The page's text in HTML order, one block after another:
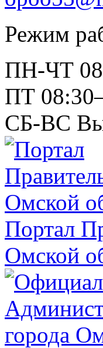
Режим
ПН-ЧТ
ПТ
СБ-ВС
Портал
Омской